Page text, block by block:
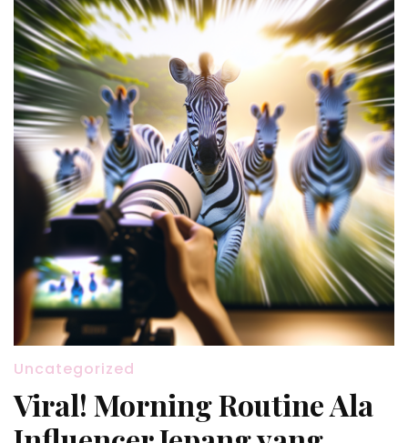
Uncategorized
Viral! Morning Routine Ala